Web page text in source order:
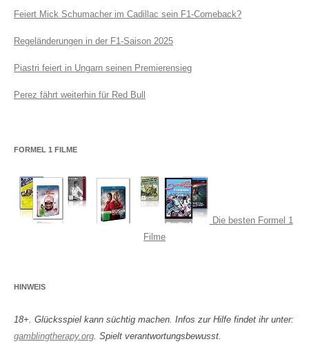
Feiert Mick Schumacher im Cadillac sein F1-Comeback?
Regeländerungen in der F1-Saison 2025
Piastri feiert in Ungarn seinen Premierensieg
Perez fährt weiterhin für Red Bull
FORMEL 1 FILME
Die besten Formel 1
Filme
HINWEIS
18+. Glücksspiel kann süchtig machen. Infos zur Hilfe findet ihr unter:
gamblingtherapy.org. Spielt verantwortungsbewusst.